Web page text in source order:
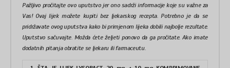
Pažljivo pročitajte ovo uputstvo jer ono sadrži informacije koje su važne za
Vas! Ovaj lijek možete kupiti bez ljekarskog recepta. Potrebno je da se
pridržavate ovog uputstva kako bi primjenom lijeka dobili najbolje rezultate.
Uputstvo sačuvajte. Možda ćete željeti ponovo da ga pročitate. Ako imate
dodatnih pitanja obratite se ljekaru ili farmaceutu.